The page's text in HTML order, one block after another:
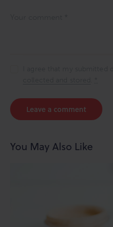
You May Also Like